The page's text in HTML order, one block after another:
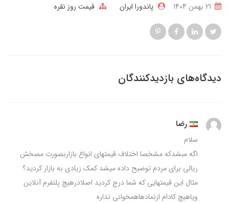
پاندورا ایران قیمت روز نقره
دیدگاه‌های بازدیدکنندگان
رضا
سلام
اگه مبشدکه مشخصا اختلاف قیمتهای انواع بازاربصورت مصخش
ریالی برای مردم توضیح داده میشد کمک زیادی به بازار کردید؟
مثال این قیمتهایی که شما درج کردید اصلادرهیچ پلتفرم آنلاین
ویاهیچ کادام ازنمادهاهمخوانی نداره